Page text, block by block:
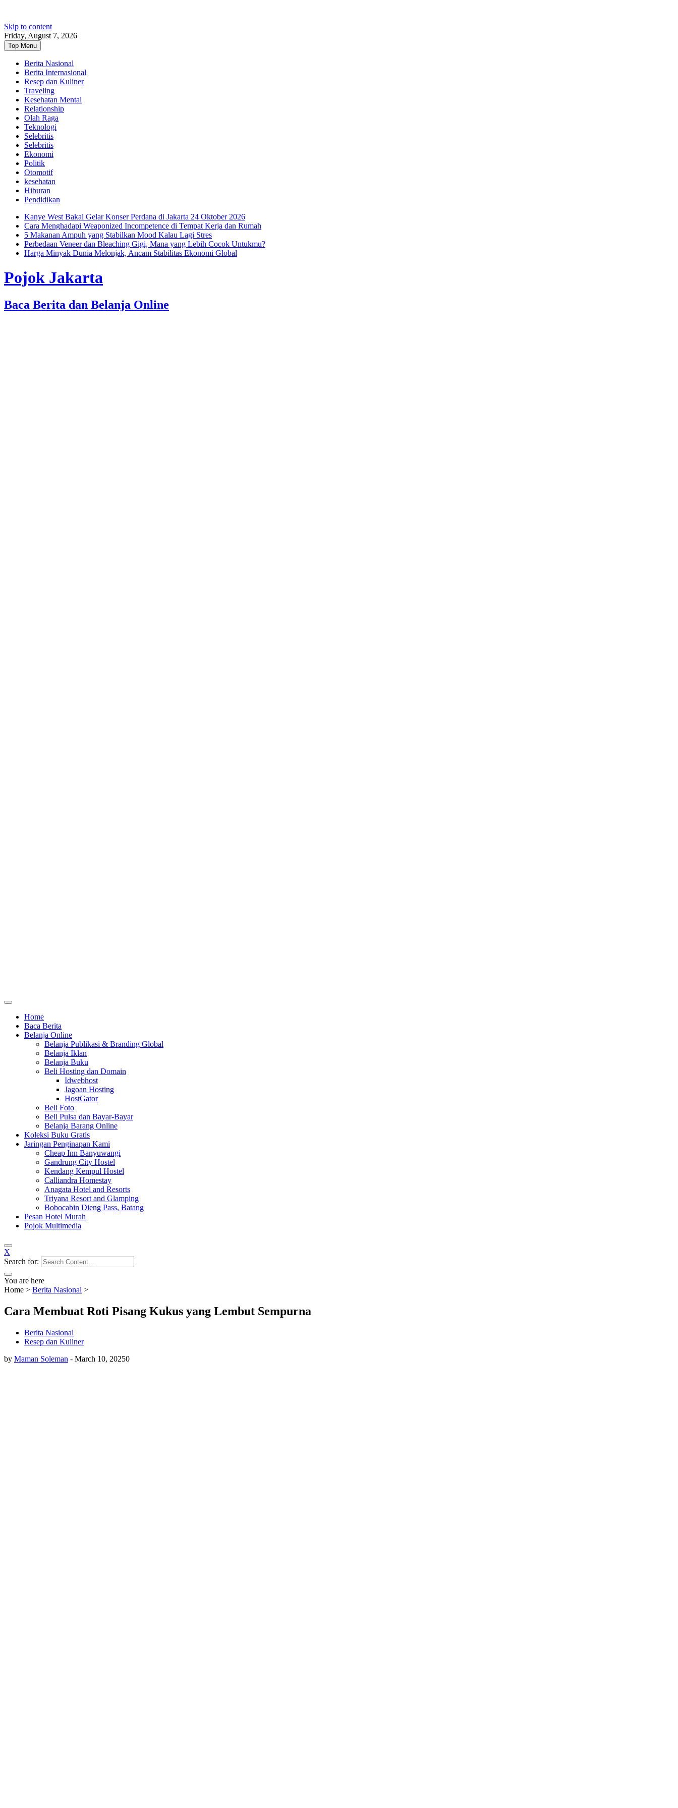
Skip to content
Friday, August 7, 2026
Top Menu
Berita Nasional
Berita Internasional
Resep dan Kuliner
Traveling
Kesehatan Mental
Relationship
Olah Raga
Teknologi
Selebritis
Selebritis
Ekonomi
Politik
Otomotif
kesehatan
Hiburan
Pendidikan
Kanye West Bakal Gelar Konser Perdana di Jakarta 24 Oktober 2026
Cara Menghadapi Weaponized Incompetence di Tempat Kerja dan Rumah
5 Makanan Ampuh yang Stabilkan Mood Kalau Lagi Stres
Perbedaan Veneer dan Bleaching Gigi, Mana yang Lebih Cocok Untukmu?
Harga Minyak Dunia Melonjak, Ancam Stabilitas Ekonomi Global
Pojok Jakarta
Baca Berita dan Belanja Online
Home
Baca Berita
Belanja Online
Belanja Publikasi & Branding Global
Belanja Iklan
Belanja Buku
Beli Hosting dan Domain
Idwebhost
Jagoan Hosting
HostGator
Beli Foto
Beli Pulsa dan Bayar-Bayar
Belanja Barang Online
Koleksi Buku Gratis
Jaringan Penginapan Kami
Cheap Inn Banyuwangi
Gandrung City Hostel
Kendang Kempul Hostel
Calliandra Homestay
Anagata Hotel and Resorts
Triyana Resort and Glamping
Bobocabin Dieng Pass, Batang
Pesan Hotel Murah
Pojok Multimedia
X
Search for:
You are here
Home > Berita Nasional >
Cara Membuat Roti Pisang Kukus yang Lembut Sempurna
Berita Nasional
Resep dan Kuliner
by Maman Soleman - March 10, 20250